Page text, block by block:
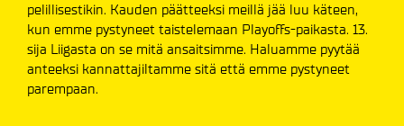
pelillisestikin. Kauden päätteeksi meillä jää luu käteen,
kun emme pystyneet taistelemaan Playoffs-paikasta. 13.
sija Liigasta on se mitä ansaitsimme. Haluamme pyytää
anteeksi kannattajiltamme sitä että emme pystyneet
parempaan.